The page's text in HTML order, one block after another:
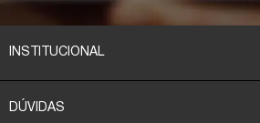
INSTITUCIONAL
DÚVIDAS